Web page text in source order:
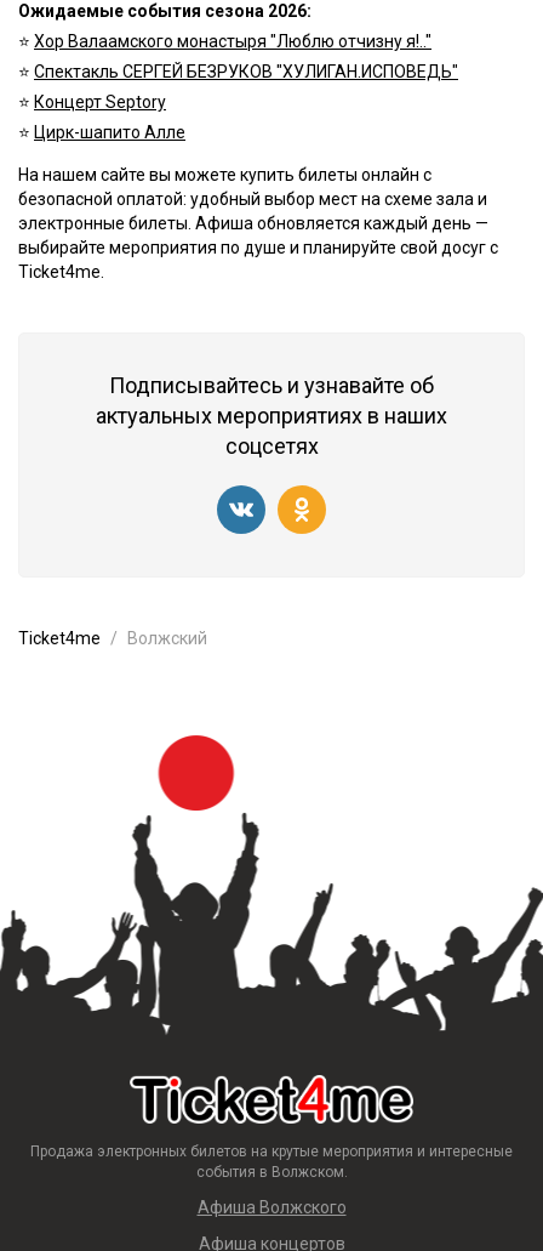
Ожидаемые события сезона 2026:
⭐️ Хор Валаамского монастыря "Люблю отчизну я!.."
⭐️ Спектакль СЕРГЕЙ БЕЗРУКОВ "ХУЛИГАН.ИСПОВЕДЬ"
⭐️ Концерт Septory
⭐️ Цирк-шапито Алле
На нашем сайте вы можете купить билеты онлайн с
безопасной оплатой: удобный выбор мест на схеме зала и
электронные билеты. Афиша обновляется каждый день —
выбирайте мероприятия по душе и планируйте свой досуг с
Ticket4me.
Подписывайтесь и узнавайте об
актуальных мероприятиях в наших
соцсетях
Ticket4me Волжский
Продажа электронных билетов на крутые мероприятия и интересные
события в Волжском.
Афиша Волжского
Афиша концертов